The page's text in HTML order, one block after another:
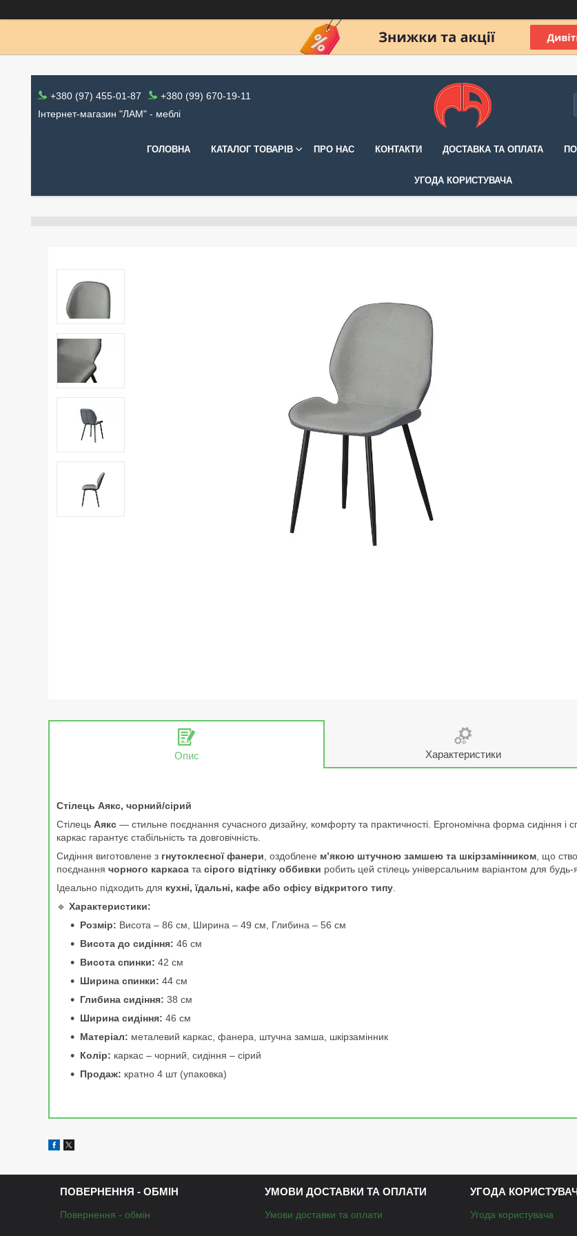
+380 (97) 455-01-87
+380 (99) 670-19-11
Інтернет-магазин "ЛАМ" - меблі
ГОЛОВНА КАТАЛОГ ТОВАРІВ ПРО НАС КОНТАКТИ ДОСТАВКА ТА ОПЛАТА
УГОДА КОРИСТУВАЧА
Опис Характеристики
Стілець Аякс, чорний/сірий
Стілець Аякс — стильне поєднання сучасного дизайну, комфорту та практичності. Ергономічна форма сидіння і
каркас гарантує стабільність та довговічність.
Сидіння виготовлене з гнутоклеєної фанери, оздоблене м’якою штучною замшею та шкірзамінником, що
поєднання чорного каркаса та сірого відтінку оббивки робить цей стілець універсальним варіантом для будь-
Ідеально підходить для кухні, їдальні, кафе або офісу відкритого типу.
🔹 Характеристики:
Розмір: Висота – 86 см, Ширина – 49 см, Глибина – 56 см
Висота до сидіння: 46 см
Висота спинки: 42 см
Ширина спинки: 44 см
Глибина сидіння: 38 см
Ширина сидіння: 46 см
Матеріал: металевий каркас, фанера, штучна замша, шкірзамінник
Колір: каркас – чорний, сидіння – сірий
Продаж: кратно 4 шт (упаковка)
ПОВЕРНЕННЯ - ОБМІН
Повернення - обмін
УМОВИ ДОСТАВКИ ТА ОПЛАТИ
Умови доставки та оплати
УГОДА
Угода користувача